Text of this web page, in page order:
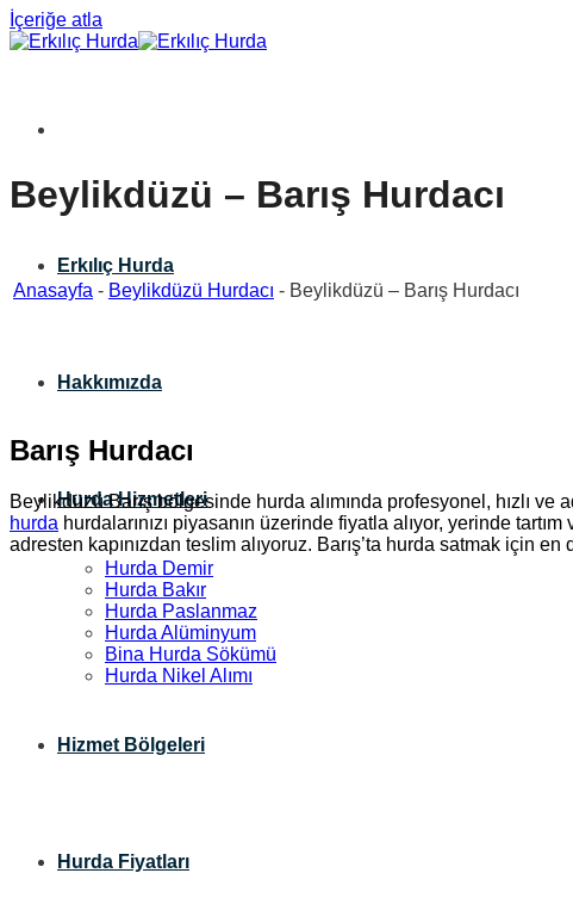
İçeriğe atla
Erkılıç Hurda
Hakkımızda
Hurda Hizmetleri
Hurda Demir
Hurda Bakır
Hurda Paslanmaz
Hurda Alüminyum
Bina Hurda Sökümü
Hurda Nikel Alımı
Hizmet Bölgeleri
Hurda Fiyatları
Beylikdüzü – Barış Hurdacı
Anasayfa - Beylikdüzü Hurdacı - Beylikdüzü – Barış Hurdacı
Barış Hurdacı
Beylikdüzü Barış bölgesinde hurda alımında profesyonel, hızlı
hurda hurdalarınızı piyasanın üzerinde fiyatla alıyor, yerinde
adresten kapınızdan teslim alıyoruz. Barış’ta hurda satmak için